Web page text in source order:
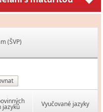
(ŠVP)
jazyků Vyučované jazyky